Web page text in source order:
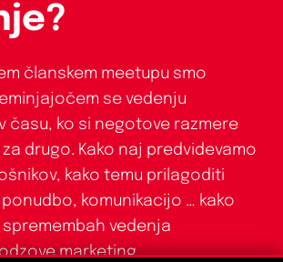
članskem meetupu smo
se vedenju
času, ko si negotove razmere
drugo. Kako naj predvidevamo
kako temu prilagoditi
komunikacijo … kako
vedenja
marketing.